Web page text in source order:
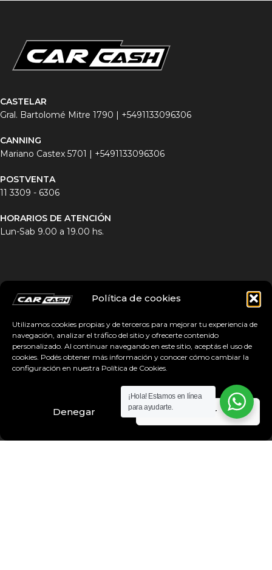
Política de cookies
Utilizamos cookies propias y de terceros para mejorar tu experiencia de
navegación, analizar el tráfico del sitio y ofrecerte contenido
personalizado. Al continuar navegando en este sitio, aceptás el uso de
cookies. Podés obtener más información y conocer cómo cambiar la
configuración en nuestra Política de Cookies.
Aceptar
Denegar
CASTELAR
Gral. Bartolomé Mitre 1790 | +5491133096306
CANNING
Mariano Castex 5701 | +5491133096306
POSTVENTA
11 3309 - 6306
HORARIOS DE ATENCIÓN
Lun-Sab 9.00 a 19.00 hs.
0KM
VENDER
SUCURSALES
PUERTA A PUERTA
¡Hola! Estamos en línea
para ayudarte.